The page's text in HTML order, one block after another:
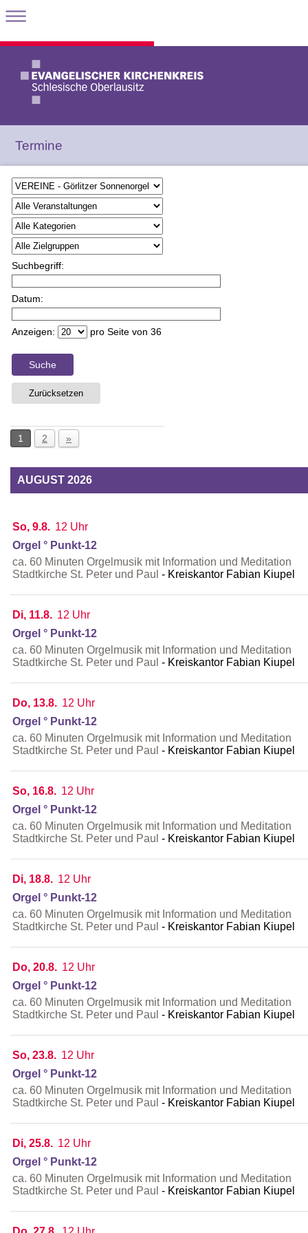
Termine
Suchbegriff:
Datum:
Anzeigen: pro Seite von 36
Suche
Zurücksetzen
1 2 »
AUGUST 2026
So, 9.8. 12 Uhr
Orgel ° Punkt-12
ca. 60 Minuten Orgelmusik mit Information und Meditation
Stadtkirche St. Peter und Paul
Kreiskantor Fabian Kiupel
Di, 11.8. 12 Uhr
Orgel ° Punkt-12
ca. 60 Minuten Orgelmusik mit Information und Meditation
Stadtkirche St. Peter und Paul
Kreiskantor Fabian Kiupel
Do, 13.8. 12 Uhr
Orgel ° Punkt-12
ca. 60 Minuten Orgelmusik mit Information und Meditation
Stadtkirche St. Peter und Paul
Kreiskantor Fabian Kiupel
So, 16.8. 12 Uhr
Orgel ° Punkt-12
ca. 60 Minuten Orgelmusik mit Information und Meditation
Stadtkirche St. Peter und Paul
Kreiskantor Fabian Kiupel
Di, 18.8. 12 Uhr
Orgel ° Punkt-12
ca. 60 Minuten Orgelmusik mit Information und Meditation
Stadtkirche St. Peter und Paul
Kreiskantor Fabian Kiupel
Do, 20.8. 12 Uhr
Orgel ° Punkt-12
ca. 60 Minuten Orgelmusik mit Information und Meditation
Stadtkirche St. Peter und Paul
Kreiskantor Fabian Kiupel
So, 23.8. 12 Uhr
Orgel ° Punkt-12
ca. 60 Minuten Orgelmusik mit Information und Meditation
Stadtkirche St. Peter und Paul
Kreiskantor Fabian Kiupel
Di, 25.8. 12 Uhr
Orgel ° Punkt-12
ca. 60 Minuten Orgelmusik mit Information und Meditation
Stadtkirche St. Peter und Paul
Kreiskantor Fabian Kiupel